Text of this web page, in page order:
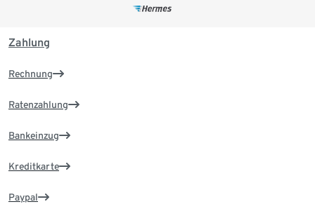
Zahlung
Rechnung
Ratenzahlung
Bankeinzug
Kreditkarte
Paypal